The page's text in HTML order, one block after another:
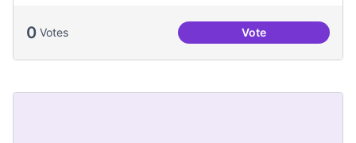
0 Votes VoteArtenea